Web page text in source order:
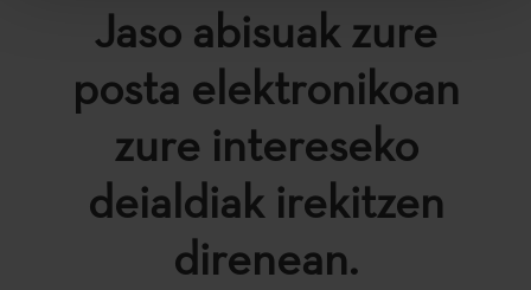
Jaso abisuak zure
posta elektronikoan
zure intereseko
deialdiak irekitzen
direnean.